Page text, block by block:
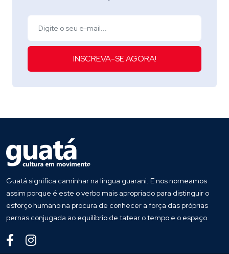
INSCREVA-SE AGORA!
Guatá significa caminhar na língua guarani. E nos nomeamos
assim porque é este o verbo mais apropriado para distinguir o
esforço humano na procura de conhecer a força das próprias
pernas conjugada ao equilíbrio de tatear o tempo e o espaço.